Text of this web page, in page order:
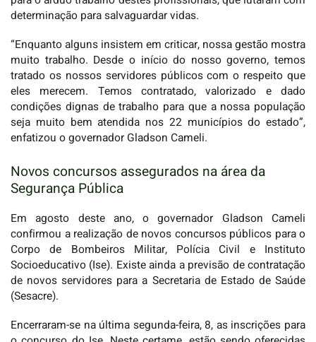
determinação para salvaguardar vidas.
“Enquanto alguns insistem em criticar, nossa gestão mostra
muito trabalho. Desde o início do nosso governo, temos
tratado os nossos servidores públicos com o respeito que
eles merecem. Temos contratado, valorizado e dado
condições dignas de trabalho para que a nossa população
seja muito bem atendida nos 22 municípios do estado”,
enfatizou o governador Gladson Cameli.
Novos concursos assegurados na área da
Segurança Pública
Em agosto deste ano, o governador Gladson Cameli
confirmou a realização de novos concursos públicos para o
Corpo de Bombeiros Militar, Polícia Civil e Instituto
Socioeducativo (Ise). Existe ainda a previsão de contratação
de novos servidores para a Secretaria de Estado de Saúde
(Sesacre).
Encerraram-se na última segunda-feira, 8, as inscrições para